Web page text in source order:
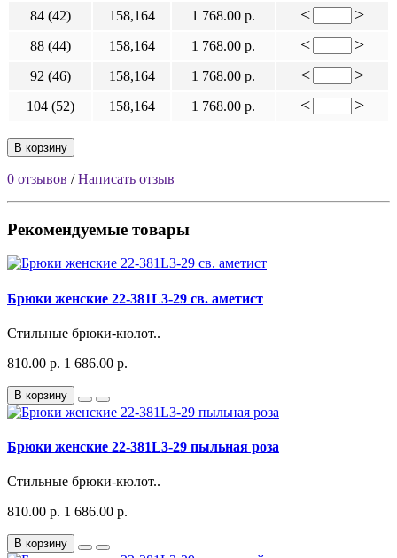
84 (42) 158,164 1 768.00 р. < >
88 (44) 158,164 1 768.00 р. < >
92 (46) 158,164 1 768.00 р. < >
104 (52) 158,164 1 768.00 р. < >
В корзину
0 отзывов /Написать отзыв
Рекомендуемые товары
Брюки женские 22-381L3-29 св. аметист
Стильные брюки-кюлот..
810.00 р. 1 686.00 р.
В корзину
Брюки женские 22-381L3-29 пыльная роза
Стильные брюки-кюлот..
810.00 р. 1 686.00 р.
В корзину